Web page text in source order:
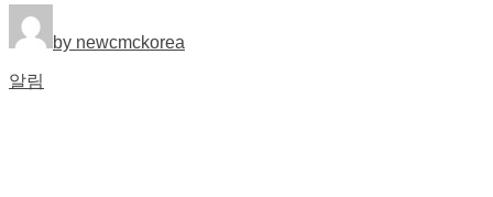
by newcmckorea
알림